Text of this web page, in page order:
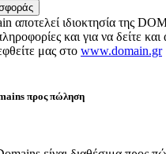
αποτελεί ιδιοκτησία της
και για να δείτε
μας στο www.domain.gr
προς πώληση